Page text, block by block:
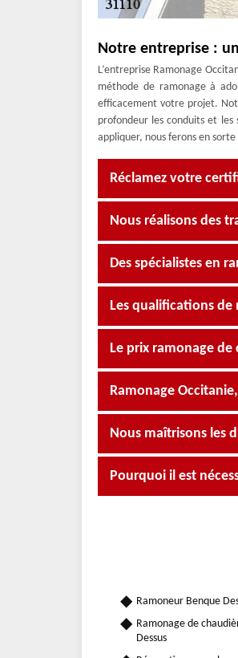
Notre entreprise :
L’entreprise Ramonage
méthode de ramonage à
efficacement votre projet.
profondeur les conduits et les
appliquer, nous ferons en
Réclamez votre
Nous réalisons des
Des spécialistes en
Les qualifications de
Le prix ramonage
Ramonage
Nous maîtrisons les
Pourquoi il est
Ramoneur Benque
Ramonage de
Dessus